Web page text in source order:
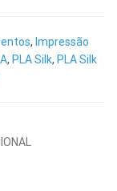
, Impressão
, PLA Silk, PLA Silk